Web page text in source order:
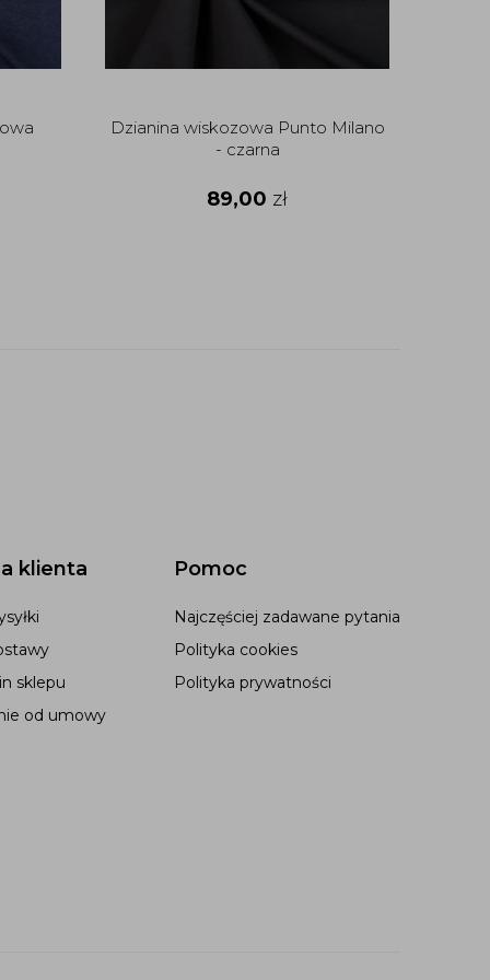
Dzianina wiskozowa Punto Milano
- czarna
89,00 zł
klienta
sklepu
od umowy
Pomoc
Najczęściej zadawane pytania
Polityka cookies
Polityka prywatności